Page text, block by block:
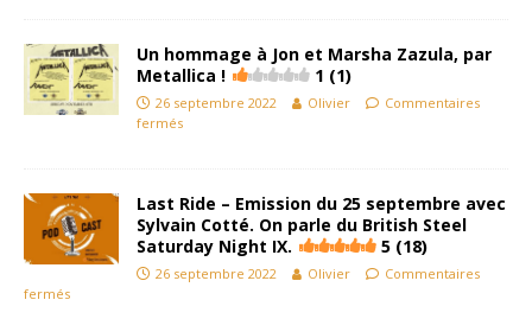
Un hommage à Jon et Marsha Zazula, par
Metallica !
1 (1)
26 septembre 2022 Olivier
Commentaires
fermés
Last Ride – Emission du 25 septembre avec
Sylvain Cotté. On parle du British Steel
Saturday Night IX.
5 (18)
26 septembre 2022 Olivier
Commentaires
fermés